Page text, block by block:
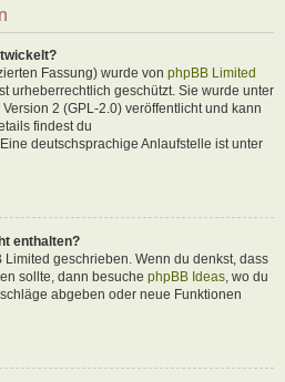
Fassung) wurde von phpBB Limited
urheberrechtlich geschützt. Sie wurde unter
2 (GPL-2.0) veröffentlicht und kann
findest du
. Eine deutschsprachige Anlaufstelle ist unter
enthalten?
geschrieben. Wenn du denkst, dass
sollte, dann besuche phpBB Ideas , wo du
abgeben oder neue Funktionen